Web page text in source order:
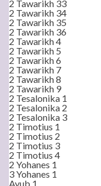
2 Tawarikh 33
2 Tawarikh 34
2 Tawarikh 35
2 Tawarikh 36
2 Tawarikh 4
2 Tawarikh 5
2 Tawarikh 6
2 Tawarikh 7
2 Tawarikh 8
2 Tawarikh 9
2 Tesalonika 1
2 Tesalonika 2
2 Tesalonika 3
2 Timotius 1
2 Timotius 2
2 Timotius 3
2 Timotius 4
2 Yohanes 1
3 Yohanes 1
Ayub 1